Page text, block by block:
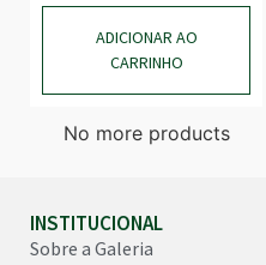
ADICIONAR AO
CARRINHO
No more products
INSTITUCIONAL
Sobre a Galeria